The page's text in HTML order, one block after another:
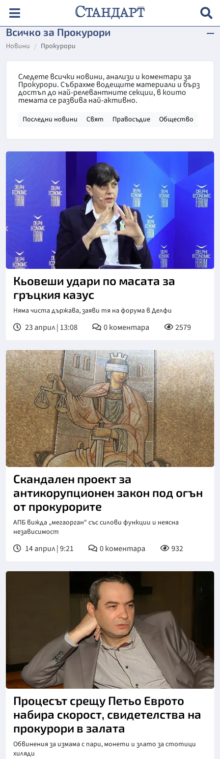
Всичко за Прокурори
Новини Прокурори
Следете всички новини, анализи и коментари за
Прокурори. Събрахме водещите материали и бърз
достъп до най-релевантните секции, в които
темата се развива най-активно.
Последни новини Свят Правосъдие Общество
Кьовеши удари по масата за
гръцкия казус
Няма чиста държава, заяви тя на форума в Делфи
23 април | 13:08 0коментара 2579
Скандален проект за
антикорупционен закон под огън
от прокурорите
АПБ вижда „мегаорган“ със силови функции и неясна
независимост
14 април | 9:21 0коментара 932
Процесът срещу Петьо Еврото
набира скорост, свидетелства на
прокурори в залата
Обвинения за измама с пари, монети и злато за стотици
хиляди